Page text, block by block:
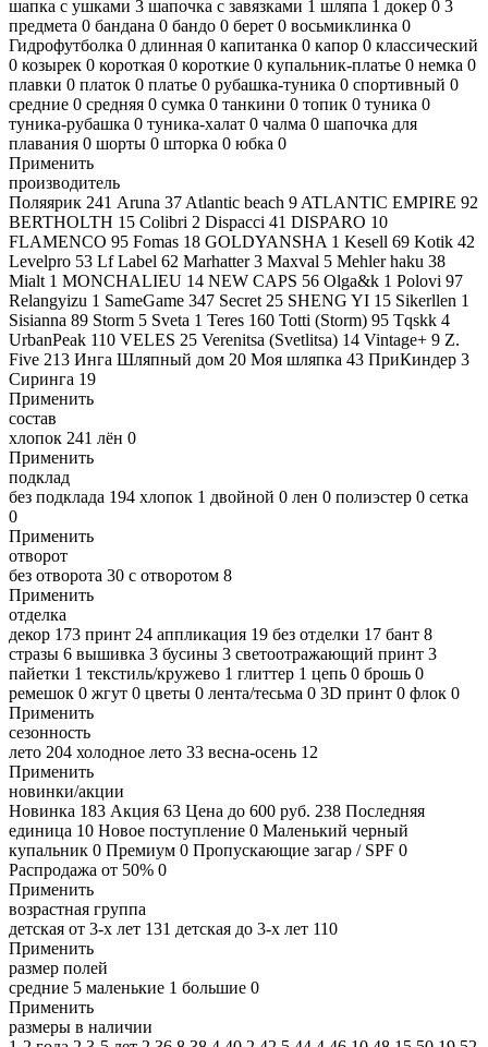
шапка с ушками 3 шапочка с завязками 1 шляпа 1 докер 0 3
предмета 0 бандана 0 бандо 0 берет 0 восьмиклинка 0
Гидрофутболка 0 длинная 0 капитанка 0 капор 0 классический
0 козырек 0 короткая 0 короткие 0 купальник-платье 0 немка 0
плавки 0 платок 0 платье 0 рубашка-туника 0 спортивный 0
средние 0 средняя 0 сумка 0 танкини 0 топик 0 туника 0
туника-рубашка 0 туника-халат 0 чалма 0 шапочка для
плавания 0 шорты 0 шторка 0 юбка 0
Применить
производитель
Поляярик 241 Aruna 37 Atlantic beach 9 ATLANTIC EMPIRE 92
BERTHOLTH 15 Colibri 2 Dispacci 41 DISPARO 10
FLAMENCO 95 Fomas 18 GOLDYANSHA 1 Kesell 69 Kotik 42
Levelpro 53 Lf Label 62 Marhatter 3 Maxval 5 Mehler haku 38
Mialt 1 MONCHALIEU 14 NEW CAPS 56 Olga&k 1 Polovi 97
Relangyizu 1 SameGame 347 Secret 25 SHENG YI 15 Sikerllen 1
Sisianna 89 Storm 5 Sveta 1 Teres 160 Totti (Storm) 95 Tqskk 4
UrbanPeak 110 VELES 25 Verenitsa (Svetlitsa) 14 Vintage+ 9 Z.
Five 213 Инга Шляпный дом 20 Моя шляпка 43 ПриКиндер 3
Сиринга 19
Применить
состав
хлопок 241 лён 0
Применить
подклад
без подклада 194 хлопок 1 двойной 0 лен 0 полиэстер 0 сетка
0
Применить
отворот
без отворота 30 с отворотом 8
Применить
отделка
декор 173 принт 24 аппликация 19 без отделки 17 бант 8
стразы 6 вышивка 3 бусины 3 светоотражающий принт 3
пайетки 1 текстиль/кружево 1 глиттер 1 цепь 0 брошь 0
ремешок 0 жгут 0 цветы 0 лента/тесьма 0 3D принт 0 флок 0
Применить
сезонность
лето 204 холодное лето 33 весна-осень 12
Применить
новинки/акции
Новинка 183 Акция 63 Цена до 600 руб. 238 Последняя
единица 10 Новое поступление 0 Маленький черный
купальник 0 Премиум 0 Пропускающие загар / SPF 0
Распродажа от 50% 0
Применить
возрастная группа
детская от 3-х лет 131 детская до 3-х лет 110
Применить
размер полей
средние 5 маленькие 1 большие 0
Применить
размеры в наличии